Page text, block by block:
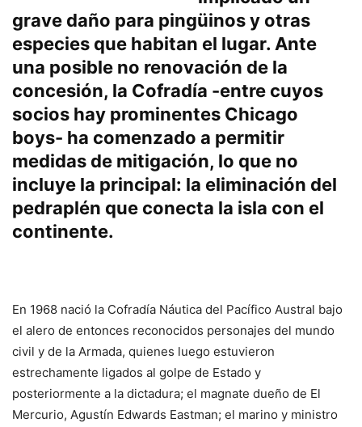
grave daño para pingüinos y otras
especies que habitan el lugar. Ante
una posible no renovación de la
concesión, la Cofradía -entre cuyos
socios hay prominentes Chicago
boys- ha comenzado a permitir
medidas de mitigación, lo que no
incluye la principal: la eliminación del
pedraplén que conecta la isla con el
continente.
En 1968 nació la Cofradía Náutica del Pacífico Austral bajo
el alero de entonces reconocidos personajes del mundo
civil y de la Armada, quienes luego estuvieron
estrechamente ligados al golpe de Estado y
posteriormente a la dictadura; el magnate dueño de El
Mercurio, Agustín Edwards Eastman; el marino y ministro